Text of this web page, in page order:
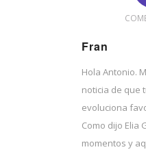
Fran
Hola Antonio.
noticia de que
evoluciona
Como dijo Elia
momentos y